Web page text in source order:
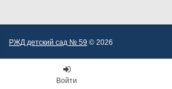
РЖД детский сад № 59 © 2026
Войти